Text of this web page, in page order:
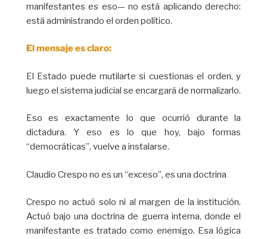
manifestantes es eso— no está aplicando derecho:
está administrando el orden político.
El mensaje es claro:
El Estado puede mutilarte si cuestionas el orden, y
luego el sistema judicial se encargará de normalizarlo.
Eso es exactamente lo que ocurrió durante la
dictadura. Y eso es lo que hoy, bajo formas
“democráticas”, vuelve a instalarse.
Claudio Crespo no es un “exceso”, es una doctrina
Crespo no actuó solo ni al margen de la institución.
Actuó bajo una doctrina de guerra interna, donde el
manifestante es tratado como enemigo. Esa lógica